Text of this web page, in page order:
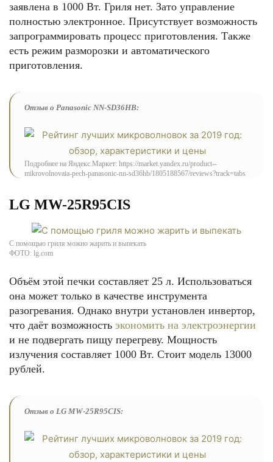
заявлена в 1000 Вт. Гриля нет. Зато управление
полностью электронное. Присутствует возможность
запрограммировать процесс приготовления. Также
есть режим разморозки и автоматического
приготовления.
Отзыв о Panasonic NN-SD36HB:
Подробнее на Яндекс.Маркет: https://market.yandex.ru/product--
mikrovolnovaia-pech-panasonic-nn-sd36hb/1805188567/reviews?track=tabs
LG MW-25R95CIS
С помощью гриля можно жарить и выпекать
ФОТО: lg.com
Объём этой печки составляет 25 л. Использоваться
она может только в качестве инструмента
разогревания. Однако внутри установлен инвертор,
что даёт возможность экономить на электроэнергии
и не подвергать пищу перегреву. Мощность
излучения составляет 1000 Вт. Стоит модель 13000
рублей.
Отзыв о LG MW-25R95CIS: